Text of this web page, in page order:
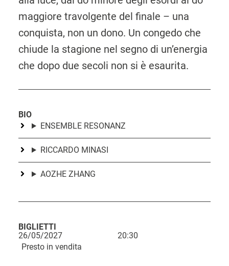
maggiore travolgente del finale – una
conquista, non un dono. Un congedo che
chiude la stagione nel segno di un’energia
che dopo due secoli non si è esaurita.
BIO
ENSEMBLE RESONANZ
RICCARDO MINASI
AOZHE ZHANG
BIGLIETTI
L
26/05/2027
20:30
Presto in vendita